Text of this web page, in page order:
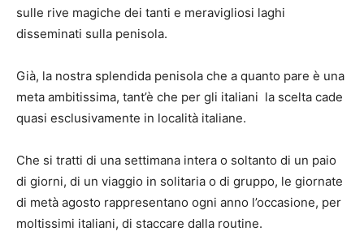
sulle rive magiche dei tanti e meravigliosi laghi
disseminati sulla penisola.
Già, la nostra splendida penisola che a quanto pare è una
meta ambitissima, tant’è che per gli italiani la scelta cade
quasi esclusivamente in località italiane.
Che si tratti di una settimana intera o soltanto di un paio
di giorni, di un viaggio in solitaria o di gruppo, le giornate
di metà agosto rappresentano ogni anno l’occasione, per
moltissimi italiani, di staccare dalla routine.